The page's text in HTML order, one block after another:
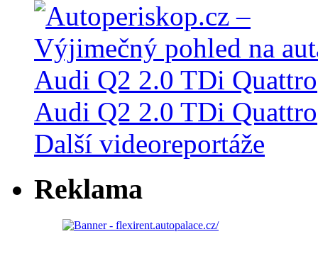
Audi Q2 2.0 TDi Quattro
Další videoreportáže
Reklama